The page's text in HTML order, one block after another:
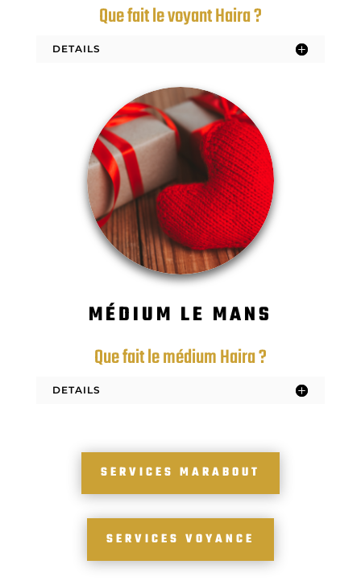
Que fait le voyant Haira ?
DETAILS
MÉDIUM LE MANS
Que fait le médium Haira ?
DETAILS
SERVICES MARABOUT
SERVICES VOYANCE